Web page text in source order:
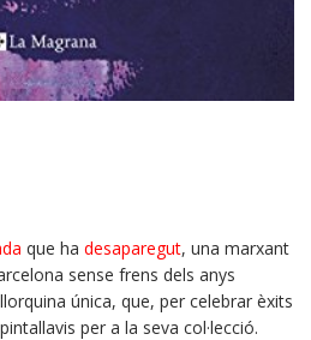
que ha desaparegut, una marxant
sense frens dels anys
única, que, per celebrar èxits
per a la seva col·lecció.